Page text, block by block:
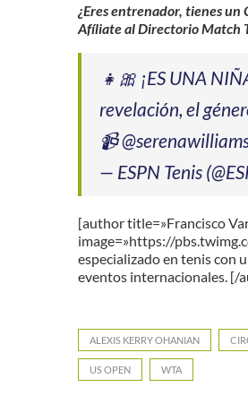
¿Eres entrenador, tienes un
Afíliate al Directorio Match
👧🎀 ¡ES UNA
revelación, el
📹
— ESPN Tenis
[author title=»Francisco
image=»https://
especializado en tenis con
eventos internacionales. [/
ALEXIS KERRY OHANIAN
US OPEN WTA